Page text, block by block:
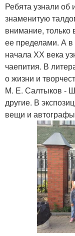
Ребята узнали об
знаменитую
внимание, только
ее пределами. А в
начала ХХ века
чаепития. В
о жизни и
М. Е. Салтыков -
другие. В
вещи и